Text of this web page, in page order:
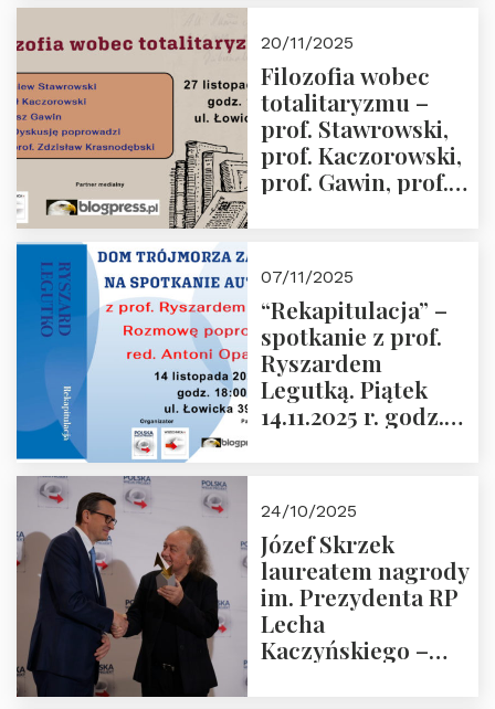
Przemysław
Sobolewski – 4
grudnia 2025 r.
godz. 18:00.
20/11/2025
Filozofia wobec
totalitaryzmu –
prof. Stawrowski,
prof. Kaczorowski,
prof. Gawin, prof.
07/11/2025
“Rekapitulacja” –
spotkanie z prof.
Ryszardem
Legutką. Piątek
14.11.2025 r. godz.
24/10/2025
Józef Skrzek
laureatem nagrody
im. Prezydenta RP
Lecha
Kaczyńskiego –